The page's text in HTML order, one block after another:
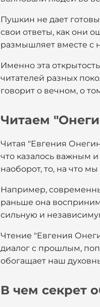
Пушкин не дает
свои ответы, как они
размышляет вместе с
Именно эта
читателей разных
говорит о вечном, о
Читаем
Читая "Евгения
что казалось важным
наоборот, то, на что
Например,
раньше она
сильную и
Чтение "Евгения
диалог с прошлым,
обогащает наш
В чем секрет